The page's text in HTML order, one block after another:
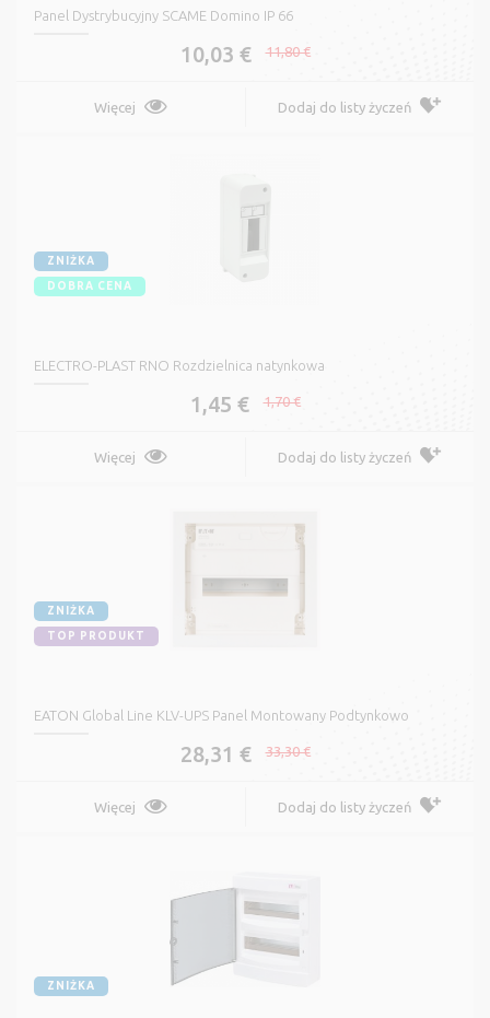
Panel Dystrybucyjny SCAME Domino IP 66
10,03 € 11,80 €
Więcej Dodaj do listy życzeń
ZNIŻKA
DOBRA CENA
ELECTRO-PLAST RNO Rozdzielnica natynkowa
1,45 € 1,70 €
Więcej Dodaj do listy życzeń
ZNIŻKA
TOP PRODUKT
EATON Global Line KLV-UPS Panel Montowany Podtynkowo
28,31 € 33,30 €
Więcej Dodaj do listy życzeń
ZNIŻKA